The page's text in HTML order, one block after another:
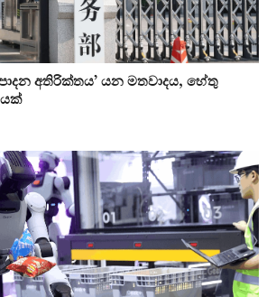
අතිරික්තය’ යන මතවාදය, හේතු